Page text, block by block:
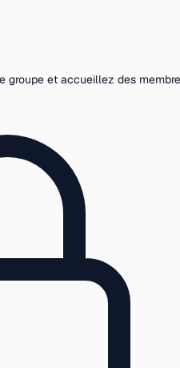
groupe et accueillez des